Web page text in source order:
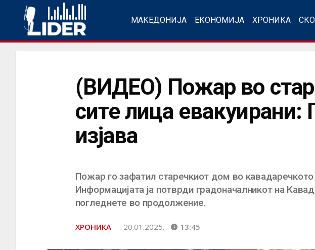
МАКЕДОНИЈА ЕКОНОМИЈА ХРОНИКА
(ВИДЕО) Пожар во
сите лица евакуирани:
изјава
Пожар го зафатил старечкиот дом во
Информацијата ја потврди градоначалникот на
погледнете во продолжение.
ХРОНИКА 20.01.2025. 13:45